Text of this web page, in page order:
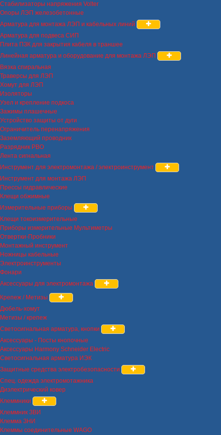
Стабилизаторы напряжения Volter
Опоры ЛЭП железобетонные
Арматура для монтажа ЛЭП и кабельных линий
Арматура для подвеса СИП
Плита ПЗК для закрытия кабеля в траншее
Линейная арматура и оборудование для монтажа ЛЭП
Вязка спиральная
Траверсы для ЛЭП
Хомут для ЛЭП
Изоляторы
Узел и крепление подкоса
Зажимы плашечные
Устройство защиты от дуги
Ограничитель перенапряжения
Заземляющий проводник
Разрядник РВО
Лента сигнальная
Инструмент для электромонтажа / электроинструмент
Инструмент для монтажа ЛЭП
Прессы гидравлические
Клещи обжимные
Измерительные приборы
Клещи токоизмерительные
Приборы измерительные Мультиметры
Отвертки-Пробники
Монтажный инструмент
Ножницы кабельные
Электроинструменты
Фонари
Аксессуары для электромонтажа
Крепеж / Метизы
Дюбель-хомут
Метизы / крепеж
Светосигнальная арматура, кнопки
Аксессуары - Посты кнопочные
Аксессуары Harmony Schneider Electric
Светосигнальная арматура ИЭК
Защитные средства электробезопасности
Спец. одежда электромотажника
Диэлектрический ковер
Клеммники
Клеммник ЗВИ
Клемма ЗНИ
Клеммы соединительные WAGO